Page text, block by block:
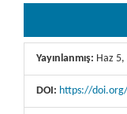
Yayınlanmış: Haz
DOI: https://